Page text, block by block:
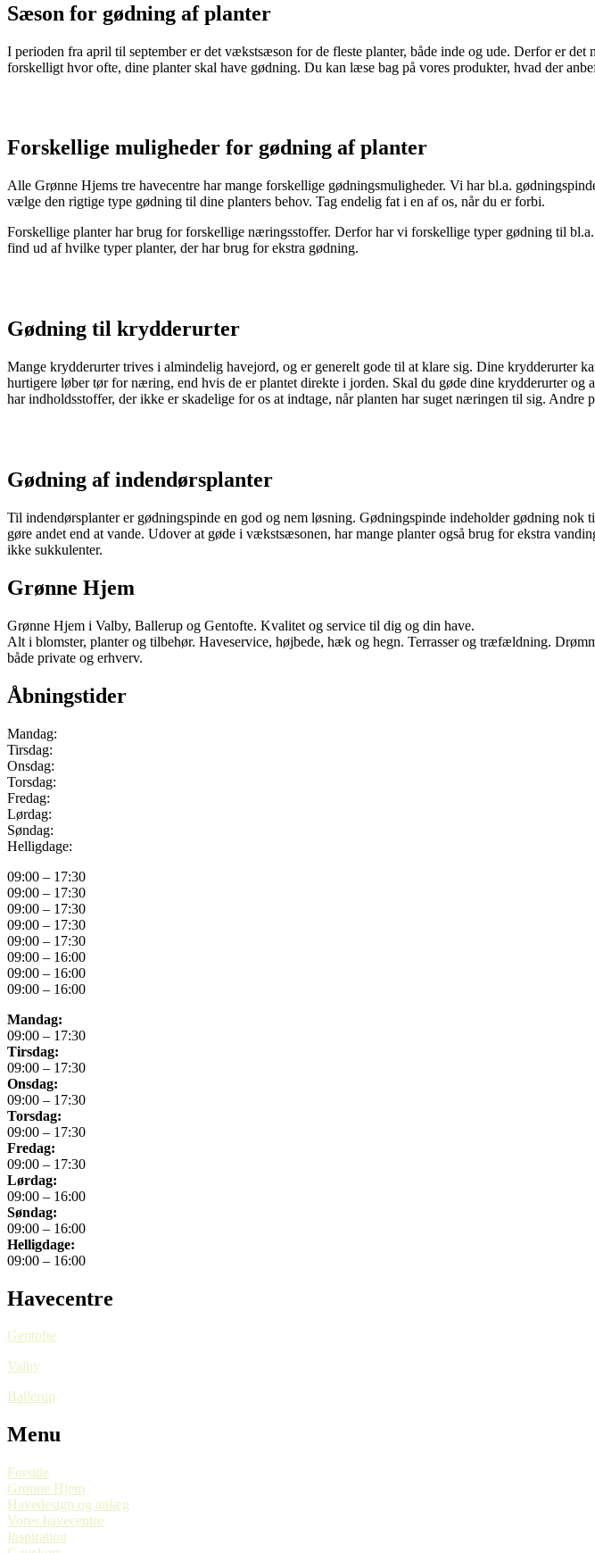
Sæson for gødning af planter
I perioden fra april til september er det vækstsæson for de fleste planter, både inde og ude. Derfor er
forskelligt hvor ofte, dine planter skal have gødning. Du kan læse bag på vores produkter, hvad der
Forskellige muligheder for gødning af planter
Alle Grønne Hjems tre havecentre har mange forskellige gødningsmuligheder. Vi har bl.a.
vælge den rigtige type gødning til dine planters behov. Tag endelig fat i en af os, når du er forbi.
Forskellige planter har brug for forskellige næringsstoffer. Derfor har vi forskellige typer gødning til
find ud af hvilke typer planter, der har brug for ekstra gødning.
Gødning til krydderurter
Mange krydderurter trives i almindelig havejord, og er generelt gode til at klare sig. Dine krydderurter
hurtigere løber tør for næring, end hvis de er plantet direkte i jorden. Skal du gøde dine krydderurter
har indholdsstoffer, der ikke er skadelige for os at indtage, når planten har suget næringen til sig.
Gødning af indendørsplanter
Til indendørsplanter er gødningspinde en god og nem løsning. Gødningspinde indeholder gødning
gøre andet end at vande. Udover at gøde i vækstsæsonen, har mange planter også brug for ekstra
ikke sukkulenter.
Grønne Hjem
Grønne Hjem i Valby, Ballerup og Gentofte. Kvalitet og service til dig og din have.
Alt i blomster, planter og tilbehør. Haveservice, højbede, hæk og hegn. Terrasser og træfældning.
både private og erhverv.
Åbningstider
Mandag:
Tirsdag:
Onsdag:
Torsdag:
Fredag:
Lørdag:
Søndag:
Helligdage:
09:00 – 17:30
09:00 – 17:30
09:00 – 17:30
09:00 – 17:30
09:00 – 17:30
09:00 – 16:00
09:00 – 16:00
09:00 – 16:00
Mandag:
09:00 – 17:30
Tirsdag:
09:00 – 17:30
Onsdag:
09:00 – 17:30
Torsdag:
09:00 – 17:30
Fredag:
09:00 – 17:30
Lørdag:
09:00 – 16:00
Søndag:
09:00 – 16:00
Helligdage:
09:00 – 16:00
Havecentre
Gentofte
Valby
Ballerup
Menu
Forside
Grønne Hjem
Havedesign og anlæg
Vores havecentre
Inspiration